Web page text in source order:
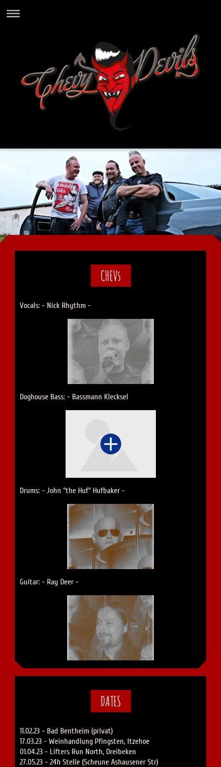
CHEVs
Vocals: - Nick Rhythm -
Doghouse Bass: - Bassmann Klecksel
Drums: - John "the Huf" Hufbaker -
Guitar: - Ray Deer -
DATES
11.02.23 - Bad Bentheim (privat)
17.03.23 - Weinhandlung Pfingsten, Itzehoe
01.04.23 - Lifters Run North, Dreibeken
27.05.23 - 24h Stelle (Scheune Ashausener Str)